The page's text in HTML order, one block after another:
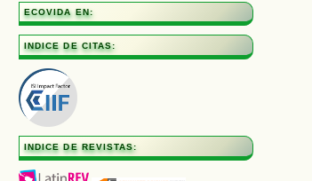
ECOVIDA EN:
INDICE DE CITAS:
INDICE DE REVISTAS: